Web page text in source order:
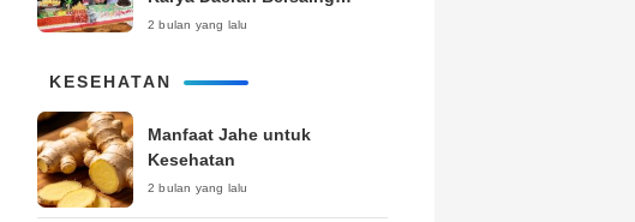
Setara Kota Besar
2 bulan yang lalu
KESEHATAN
Manfaat Jahe untuk
Kesehatan
2 bulan yang lalu